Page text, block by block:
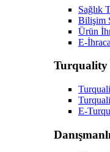
Sağlık
Bilişim
Ürün
E-
Turquality
E-